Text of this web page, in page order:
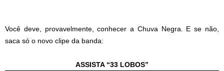
Você deve, provavelmente, conhecer a Chuva Negra. E se não,
saca só o novo clipe da banda:
ASSISTA “33 LOBOS”